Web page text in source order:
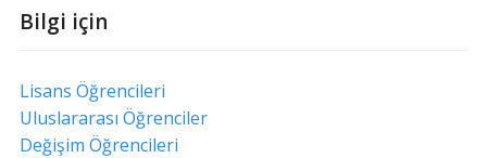
Bilgi için
Lisans Öğrencileri
Uluslararası Öğrenciler
Değişim Öğrencileri